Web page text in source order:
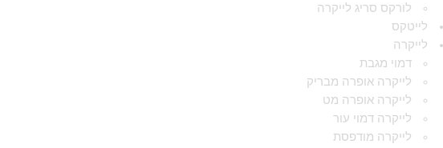
לורקס סריג לייקרה
לייטקס
לייקרה
דמוי מגבת
לייקרה אופרה מבריק
לייקרה אופרה מט
לייקרה דמוי עור
לייקרה מודפסת